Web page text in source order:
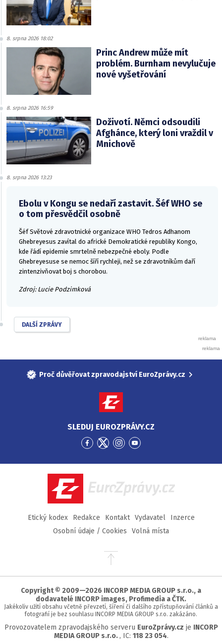
8. srpna 2026 18:02
Princ Andrew může mít
problém. Burnham nevylučuje
nové vyšetřování
8. srpna 2026 16:59
Doživotí. Němci odsoudili
Afghánce, který loni vraždil v
Mnichově
8. srpna 2026 13:23
Ebolu v Kongu se nedaří zastavit. Šéf WHO se
o tom přesvědčil osobně
Šéf Světové zdravotnické organizace WHO Tedros Adhanom
Ghebreyesus zavítal do africké Demokratické republiky Kongo,
kde řádí epidemie smrtelně nebezpečné eboly. Podle
Ghebreyesuse se nemoc šíří rychleji, než se zdravotníkům daří
zintenzivňovat boj s chorobou.
Zdroj: Lucie Podzimková
DALŠÍ ZPRÁVY
Proč důvěřovat zpravodajství EuroZprávy.cz
SLEDUJ EUROZPRÁVY.CZ
Přejít
Facebook
Přejít
Twitter
Přejít
Instagram
Přejít
YouTube
EuroZprávy.cz
Etický kodex Redakce Kontakt Vydavatel
Inzerce
Osobní údaje / Cookies
Volná místa
Přejít
stránky
Copyright © 2009—2026 INCORP MEDIA GROUP s.r.o., a
dodavatelé INCORP images, Profimedia a ČTK.
Jakékoliv užití obsahu včetně převzetí, šíření či dalšího zpřístupňování článků a
fotografií je bez souhlasu INCORP MEDIA GROUP s.r.o. zakázáno.
Provozovatelem zpravodajského serveru EuroZprávy.cz je INCORP
MEDIA GROUP s.r.o. , IC: 118 23 054.